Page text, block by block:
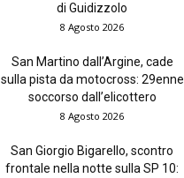
di Guidizzolo
8 Agosto 2026
San Martino dall’Argine, cade
sulla pista da motocross: 29enne
soccorso dall’elicottero
8 Agosto 2026
San Giorgio Bigarello, scontro
frontale nella notte sulla SP 10: